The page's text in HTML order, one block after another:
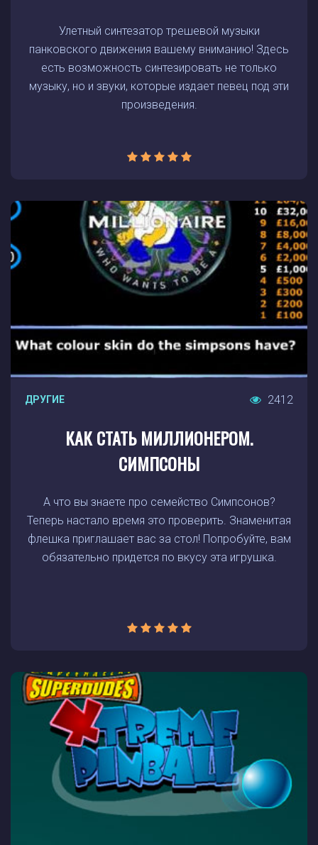
Улетный синтезатор трешевой музыки
панковского движения вашему вниманию! Здесь
есть возможность синтезировать не только
музыку, но и звуки, которые издает певец под эти
произведения.
ДРУГИЕ 2412
КАК СТАТЬ МИЛЛИОНЕРОМ.
СИМПСОНЫ
А что вы знаете про семейство Симпсонов?
Теперь настало время это проверить. Знаменитая
флешка приглашает вас за стол! Попробуйте, вам
обязательно придется по вкусу эта игрушка.